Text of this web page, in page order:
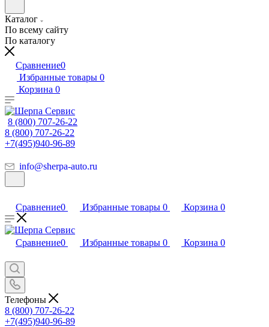
Каталог
По всему сайту
По каталогу
Сравнение0
Избранные товары 0
Корзина 0
8 (800) 707-26-22
8 (800) 707-26-22
+7(495)940-96-89
info@sherpa-auto.ru
Сравнение0 Избранные товары 0 Корзина 0
Сравнение0 Избранные товары 0 Корзина 0
Телефоны
8 (800) 707-26-22
+7(495)940-96-89